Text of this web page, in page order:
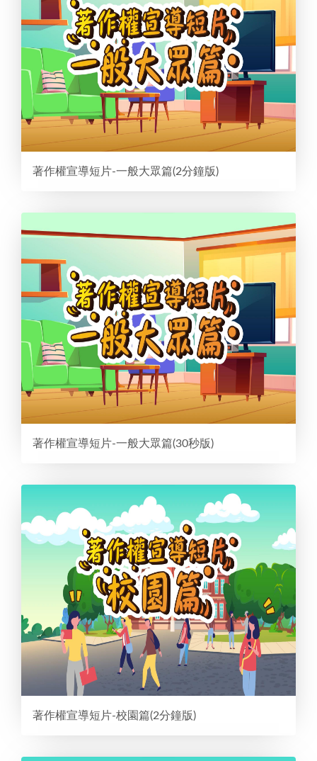
著作權宣導短片-一般大眾篇(2分鐘版)
著作權宣導短片-一般大眾篇(30秒版)
著作權宣導短片-校園篇(2分鐘版)